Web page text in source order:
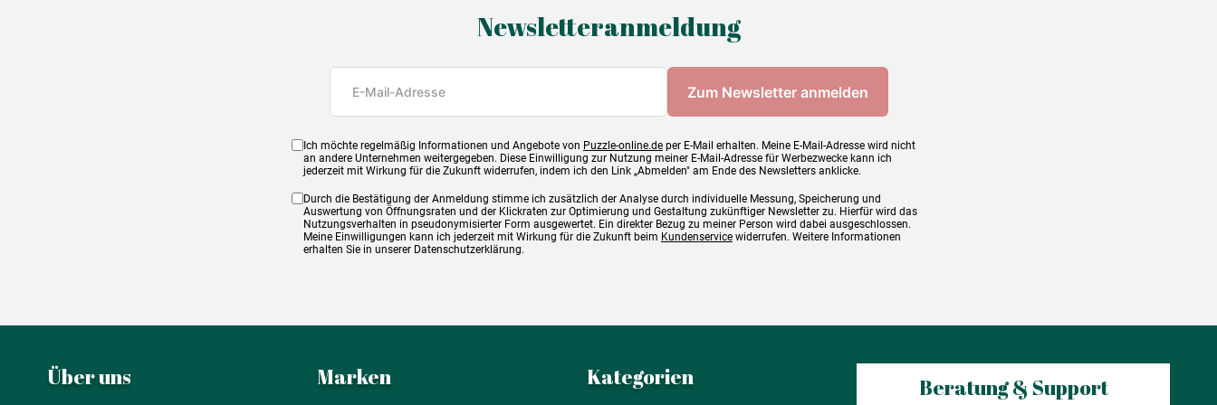
Newsletteranmeldung
Ich möchte regelmäßig Informationen und Angebote von Puzzle-online.de per E-Mail erhalten. Meine E-Mail-Adresse wird nicht
an andere Unternehmen weitergegeben. Diese Einwilligung zur Nutzung meiner E-Mail-Adresse für Werbezwecke kann ich
jederzeit mit Wirkung für die Zukunft widerrufen, indem ich den Link „Abmelden" am Ende des Newsletters anklicke.
Durch die Bestätigung der Anmeldung stimme ich zusätzlich der Analyse durch individuelle Messung, Speicherung und
Auswertung von Öffnungsraten und der Klickraten zur Optimierung und Gestaltung zukünftiger Newsletter zu. Hierfür wird das
Nutzungsverhalten in pseudonymisierter Form ausgewertet. Ein direkter Bezug zu meiner Person wird dabei ausgeschlossen.
Meine Einwilligungen kann ich jederzeit mit Wirkung für die Zukunft beim Kundenservice widerrufen. Weitere Informationen
erhalten Sie in unserer Datenschutzerklärung.
Über uns Marken Kategorien Beratung & Support